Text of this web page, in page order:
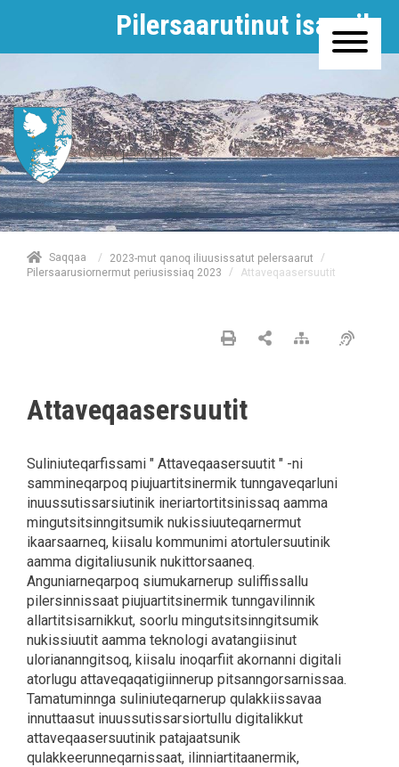
Pilersaarutinut isaavik
Saqqaa / 2023-mut qanoq iliuusissatut pelersaarut
/
Pilersaarusiornermut periusissiaq 2023
/ Attaveqaasersuutit
Attaveqaasersuutit
Suliniuteqarfissami " Attaveqaasersuutit " -ni
sammineqarpoq piujuartitsinermik tunngaveqarluni
inuussutissarsiutinik ineriartortitsinissaq aamma
mingutsitsinngitsumik nukissiuuteqarnermut
ikaarsaarneq, kiisalu kommunimi atortulersuutinik
aamma digitaliusunik nukittorsaaneq.
Anguniarneqarpoq siumukarnerup suliffissallu
pilersinnissaat piujuartitsinermik tunngavilinnik
allartitsisarnikkut, soorlu mingutsitsinngitsumik
nukissiuutit aamma teknologi avatangiisinut
uloriananngitsoq, kiisalu inoqarfiit akornanni digitali
atorlugu attaveqaqatigiinnerup pitsanngorsarnissaa.
Tamatuminnga suliniuteqarnerup qulakkiissavaa
innuttaasut inuussutissarsiortullu digitalikkut
attaveqaasersuutinik patajaatsunik
qulakkeerunneqarnissaat, ilinniartitaanermik,